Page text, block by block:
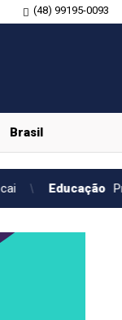
(48) 99195-0093
Brasil
Prouni abre prazo